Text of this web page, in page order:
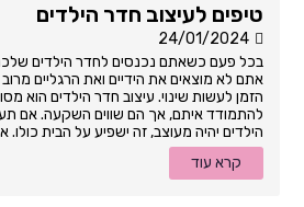
טיפים לעיצוב חדר הילדים
24/01/2024
בכל פעם כשאתם נכנסים לחדר הילדים
אתם לא מוצאים את הידיים ואת הרגליים
הזמן לעשות שינוי. עיצוב חדר הילדים הוא
להתמודד איתם, אך הם שווים השקעה. אם
הילדים יהיה מעוצב, זה ישפיע על הבית
קרא עוד